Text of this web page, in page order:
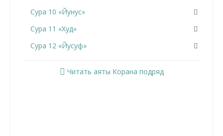
Сура 10 «Йунус»
Сура 11 «Худ»
Сура 12 «Йусуф»
Читать аяты Корана подряд